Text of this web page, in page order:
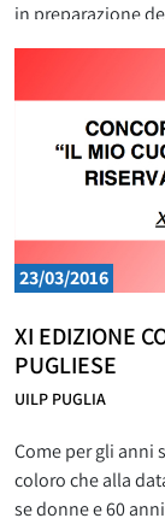
in preparazione
in Piazza del
23/03/2016
XI EDIZIONE
PUGLIESE
UILP PUGLIA
Come per gli anni
coloro che alla
se donne e 60